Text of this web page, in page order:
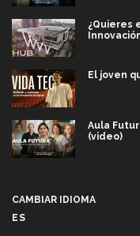
¿Quieres
El joven
Aula
(video)
CAMBIAR IDIOMA
ES